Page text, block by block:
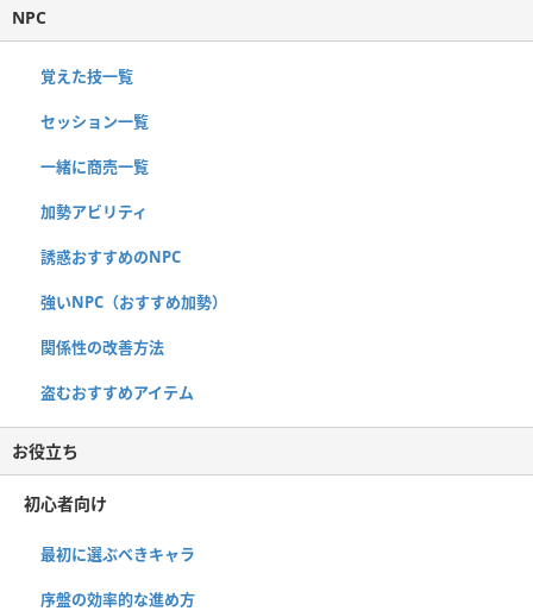
NPC
覚えた技一覧
セッション一覧
一緒に商売一覧
加勢アビリティ
誘惑おすすめのNPC
強いNPC（おすすめ加勢）
関係性の改善方法
盗むおすすめアイテム
お役立ち
初心者向け
最初に選ぶべきキャラ
序盤の効率的な進め方